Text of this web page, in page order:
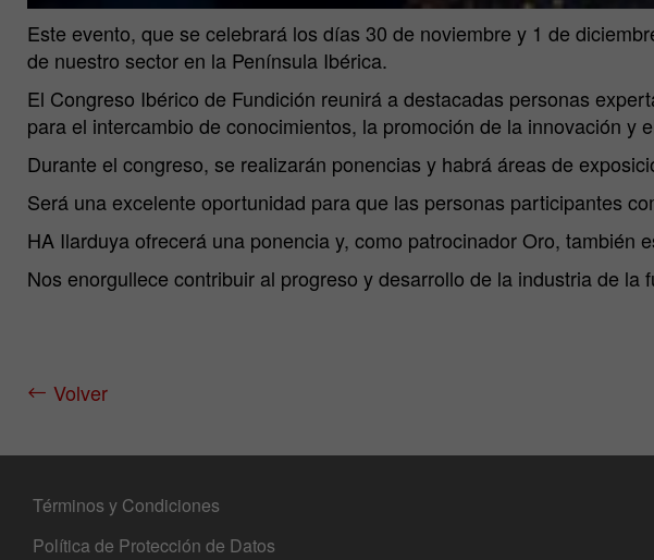
Este evento, que se celebrará los días 30 de noviembre y 1 de
de nuestro sector en la Península Ibérica.
El Congreso Ibérico de Fundición reunirá a destacadas personas
para el intercambio de conocimientos, la promoción de la innovación y
Durante el congreso, se realizarán ponencias y habrá áreas de
Será una excelente oportunidad para que las personas participantes
HA Ilarduya ofrecerá una ponencia y, como patrocinador Oro, también
Nos enorgullece contribuir al progreso y desarrollo de la industria de la
Volver
Términos y Condiciones
Política de Protección de Datos